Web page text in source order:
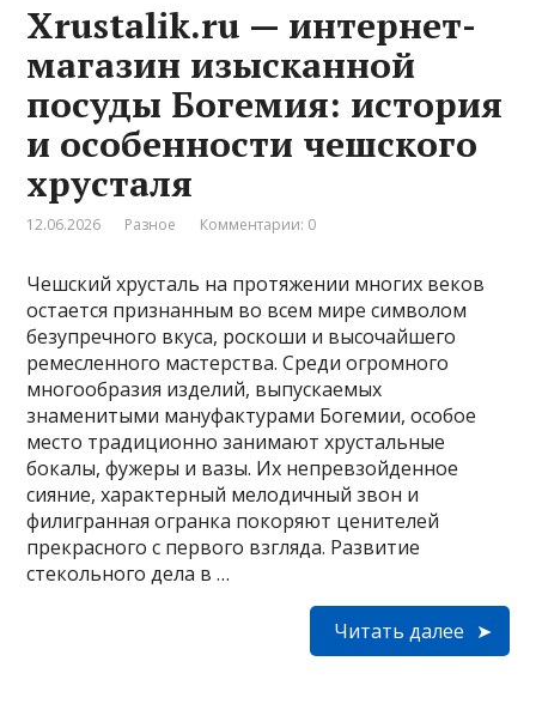
Xrustalik.ru — интернет-
магазин изысканной
посуды Богемия: история
и особенности чешского
хрусталя
12.06.2026 Разное Комментарии: 0
Чешский хрусталь на протяжении многих веков
остается признанным во всем мире символом
безупречного вкуса, роскоши и высочайшего
ремесленного мастерства. Среди огромного
многообразия изделий, выпускаемых
знаменитыми мануфактурами Богемии, особое
место традиционно занимают хрустальные
бокалы, фужеры и вазы. Их непревзойденное
сияние, характерный мелодичный звон и
филигранная огранка покоряют ценителей
прекрасного с первого взгляда. Развитие
стекольного дела в …
Читать далее